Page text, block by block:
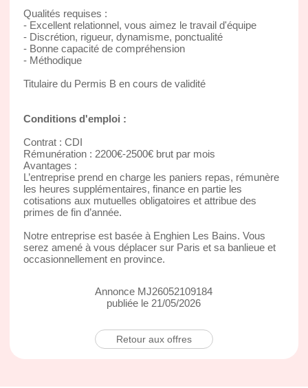
Qualités requises :
- Excellent relationnel, vous aimez le travail d'équipe
- Discrétion, rigueur, dynamisme, ponctualité
- Bonne capacité de compréhension
- Méthodique
Titulaire du Permis B en cours de validité
Conditions d'emploi :
Contrat : CDI
Rémunération : 2200€-2500€ brut par mois
Avantages :
L’entreprise prend en charge les paniers repas, rémunère
les heures supplémentaires, finance en partie les
cotisations aux mutuelles obligatoires et attribue des
primes de fin d’année.
Notre entreprise est basée à Enghien Les Bains. Vous
serez amené à vous déplacer sur Paris et sa banlieue et
occasionnellement en province.
Annonce MJ26052109184
publiée le 21/05/2026
Retour aux offres